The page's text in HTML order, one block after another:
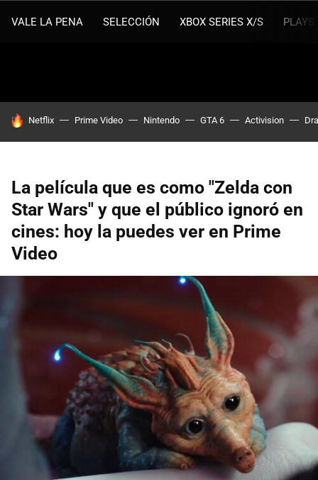
VALE LA PENA SELECCIÓN XBOX SERIES X/S
HOY SE HABLA DE
Netflix Prime Video Nintendo GTA 6 Activision
La película que es como "Zelda con
Star Wars" y que el público ignoró en
cines: hoy la puedes ver en Prime
Video